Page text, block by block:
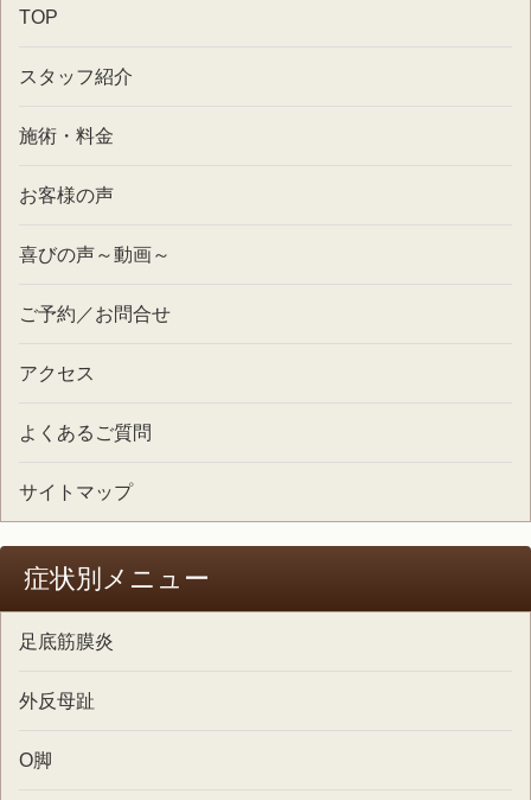
TOP
スタッフ紹介
施術・料金
お客様の声
喜びの声～動画～
ご予約／お問合せ
アクセス
よくあるご質問
サイトマップ
症状別メニュー
足底筋膜炎
外反母趾
O脚